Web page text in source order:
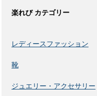
楽れび カテゴリー
レディースファッション
靴
ジュエリー・アクセサリー